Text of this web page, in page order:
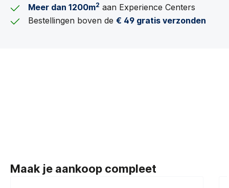
Meer dan 1200m2 aan Experience Centers
Bestellingen boven de€ 49 gratis verzonden
Maak je aankoop compleet